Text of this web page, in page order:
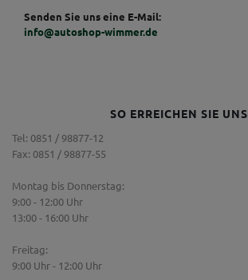
Senden Sie uns eine E-Mail:
info@autoshop-wimmer.de
SO ERREICHEN SIE UNS
Tel: 0851 / 98877-12
Fax: 0851 / 98877-55
Montag bis Donnerstag:
9:00 - 12:00 Uhr
13:00 - 16:00 Uhr
Freitag:
9:00 Uhr - 12:00 Uhr